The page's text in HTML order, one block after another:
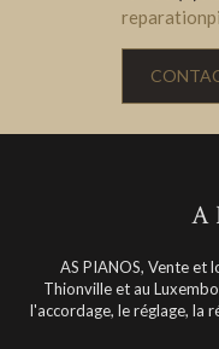
A
AS PIANOS, Vente et
Thionville et au
l'accordage, le réglage, la